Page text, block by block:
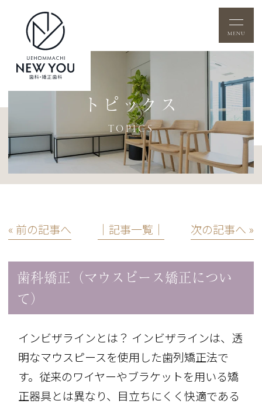
トピックス
TOPICS
« 前の記事へ │記事一覧│ 次の記事へ »
歯科矯正（マウスピース矯正につい
て）
インビザラインとは？ インビザラインは、透
明なマウスピースを使用した歯列矯正法で
す。従来のワイヤーやブラケットを用いる矯
正器具とは異なり、目立ちにくく快適である